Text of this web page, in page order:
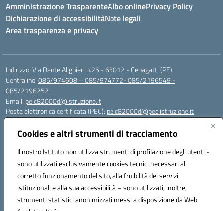
Cookies e altri strumenti di tracciamento
Il nostro Istituto non utilizza strumenti di profilazione degli utenti -
sono utilizzati esclusivamente cookies tecnici necessari al
corretto funzionamento del sito, alla fruibilità dei servizi
istituzionali e alla sua accessibilità – sono utilizzati, inoltre,
strumenti statistici anonimizzati messi a disposizione da Web
Amministrazione TrasparenteAlbo onlinePrivacy Policy
Dichiarazione di accessibilitàNote legali
Area trasparenza e privacy
Indirizzo:Via Dante Alighieri n.25 - 65012 - Cepagatti (PE)
Centralino:085/974608 – 085/974772- 085/2196549 -
085/2196252
Email: peic82000d@istruzione.it
Posta elettronica certificata (PEC): peic82000d@pec.istruzione.it
Codice fiscale: 91100590685
Codice meccanografico: PEIC82000D
Codice Indice delle Pubbliche Amministrazioni (IPA): istsc_peic82000d
Codice unico di fatturazione (CUF): UFYS5I
Sede provvisoria dell'Istituto Comprensivo Cepagatti
Via Elsa Morante, 12 - 65012 - Villareia (PE)